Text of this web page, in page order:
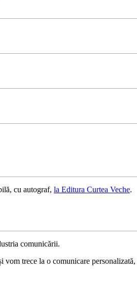
cu autograf, la Editura Curtea Veche.
comunicării.
vom trece la o comunicare